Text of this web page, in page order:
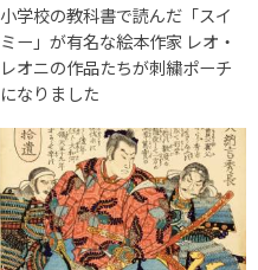
小学校の教科書で読んだ「スイ
ミー」が有名な絵本作家 レオ・
レオニの作品たちが刺繍ポーチ
になりました